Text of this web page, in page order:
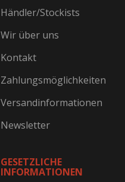
Händler/Stockists
Wir über uns
Kontakt
Zahlungsmöglichkeiten
Versandinformationen
Newsletter
GESETZLICHE
INFORMATIONEN